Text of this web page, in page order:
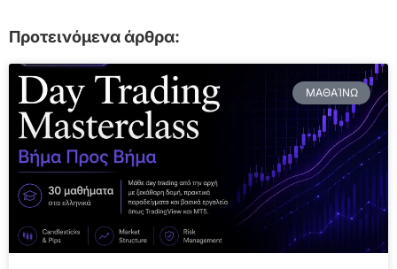
Προτεινόμενα άρθρα:
ΜΑΘΑΊΝΩ